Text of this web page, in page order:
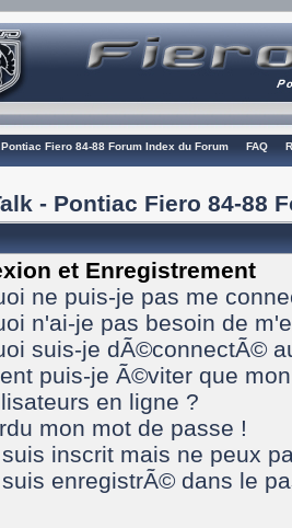
Fiero 84-88 Forum Index du Forum FAQ
- Pontiac Fiero 84-88
et Enregistrement
ne puis-je pas me
n'ai-je pas besoin de
suis-je dÃ©connectÃ©
puis-je Ã©viter que
en ligne ?
mon mot de passe !
inscrit mais ne peux
enregistrÃ© dans le